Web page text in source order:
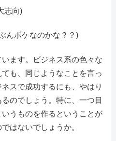
志向)
んボケなのかな？？)
ます。ビジネス系の色々な
も、同じようなことを言っ
スで成功するにも、やはり
のでしょう。特に、一つ目
うものを作るということが
はないでしょうか。